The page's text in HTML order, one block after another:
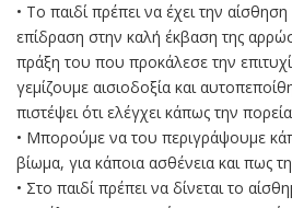
• Το παιδί πρέπει να έχει την αίσθηση
επίδραση στην καλή έκβαση της
πράξη του που προκάλεσε την
γεμίζουμε αισιοδοξία και
πιστέψει ότι ελέγχει κάπως την
• Μπορούμε να του περιγράψουμε
βίωμα, για κάποια ασθένεια και πως
• Στο παιδί πρέπει να δίνεται το